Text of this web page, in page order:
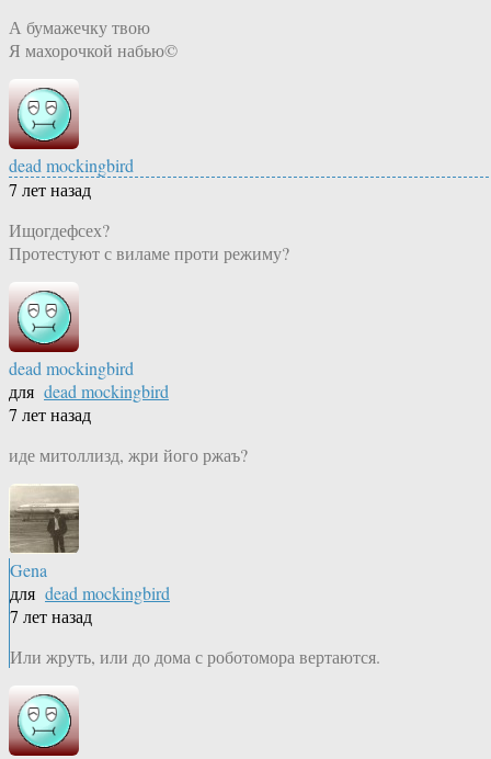
А бумажечку твою
Я махорочкой набью©
dead mockingbird
7 лет назад
Ищогдефсех?
Протестуют с виламе проти режиму?
dead mockingbird
для dead mockingbird
7 лет назад
иде митоллизд, жри його ржаъ?
Gena
для dead mockingbird
7 лет назад
Или жруть, или до дома с роботомора вертаются.